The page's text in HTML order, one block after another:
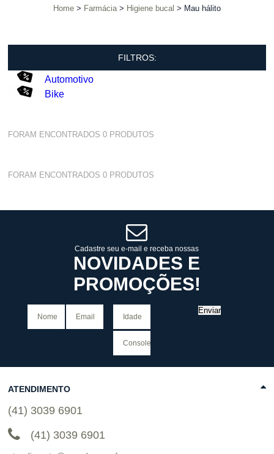
Home Farmácia Higiene bucal Mau hálito
FILTROS:
Automotivo
Bike
FORAM ENCONTRADOS0 PRODUTOS
FORAM ENCONTRADOS0 PRODUTOS
Cadastre seu e-mail e receba nossas
NOVIDADES E
PROMOÇÕES!
Enviar
ATENDIMENTO
(41) 3039 6901
(41) 3039 6901